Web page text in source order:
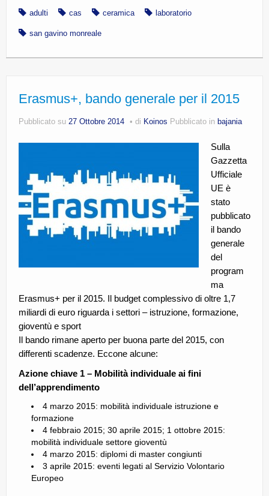
adulti cas ceramica laboratorio
san gavino monreale
Erasmus+, bando generale per il 2015
Pubblicato su 27 Ottobre 2014 di Koinos Pubblicato in bajania
Sulla
Gazzetta
Ufficiale
UE è
stato
pubblicato
il bando
generale
del
program
ma
Erasmus+ per il 2015. Il budget complessivo di oltre 1,7
miliardi di euro riguarda i settori – istruzione, formazione,
gioventù e sport
Il bando rimane aperto per buona parte del 2015, con
differenti scadenze. Eccone alcune:
Azione chiave 1 – Mobilità individuale ai fini
dell’apprendimento
4 marzo 2015: mobilità individuale istruzione e
formazione
4 febbraio 2015; 30 aprile 2015; 1 ottobre 2015:
mobilità individuale settore gioventù
4 marzo 2015: diplomi di master congiunti
3 aprile 2015: eventi legati al Servizio Volontario
Europeo